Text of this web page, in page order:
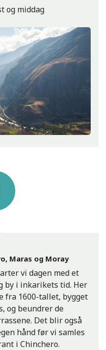
og middag
Maras og Moray
vi dagen med et
by i inkarikets tid. Her
fra 1600-tallet, bygget
og beundrer de
Det blir også
hånd før vi samles
i Chinchero.